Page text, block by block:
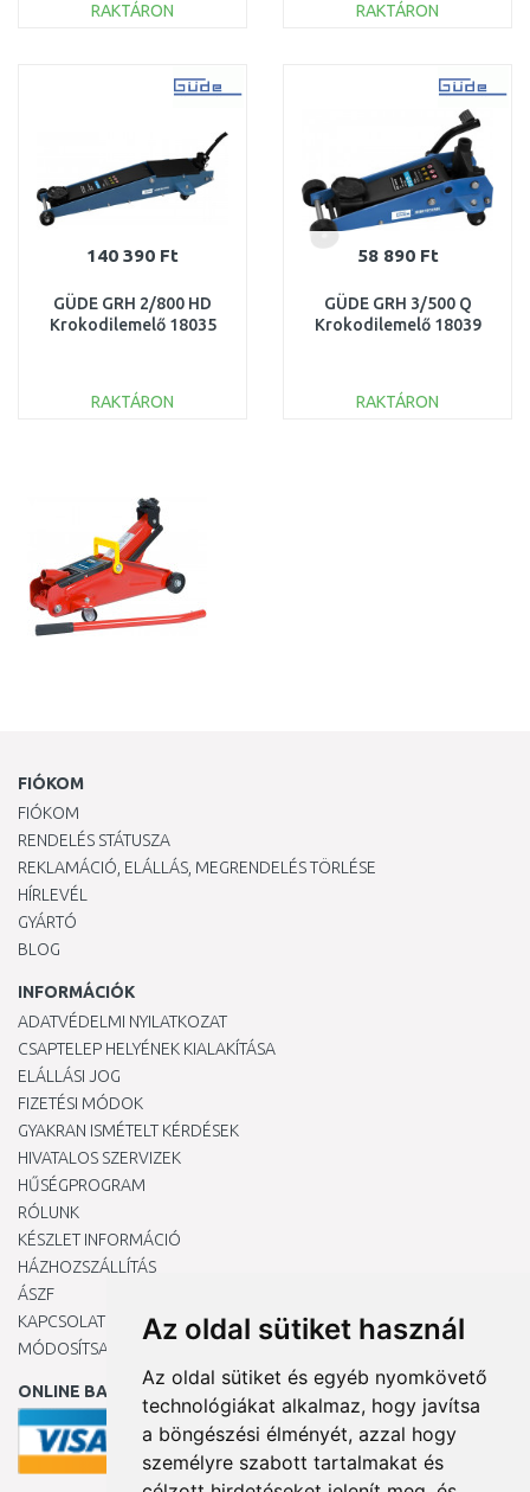
Az oldal sütiket használ
Az oldal sütiket és egyéb nyomkövető
technológiákat alkalmaz, hogy javítsa
a böngészési élményét, azzal hogy
személyre szabott tartalmakat és
RAKTÁRON
Összehasonlítás
RAKTÁRON
Összehasonlítás
140 390 Ft
GÜDE GRH 2/800 HD
Krokodilemelő 18035
RAKTÁRON
58 890 Ft
GÜDE GRH 3/500 Q
Krokodilemelő 18039
RAKTÁRON
FIÓKOM
FIÓKOM
RENDELÉS STÁTUSZA
REKLAMÁCIÓ, ELÁLLÁS, MEGRENDELÉS TÖRLÉSE
HÍRLEVÉL
GYÁRTÓ
BLOG
INFORMÁCIÓK
ADATVÉDELMI NYILATKOZAT
CSAPTELEP HELYÉNEK KIALAKÍTÁSA
ELÁLLÁSI JOG
FIZETÉSI MÓDOK
GYAKRAN ISMÉTELT KÉRDÉSEK
HIVATALOS SZERVIZEK
HŰSÉGPROGRAM
RÓLUNK
KÉSZLET INFORMÁCIÓ
HÁZHOZSZÁLLÍTÁS
ÁSZF
KAPCSOLAT
MÓDOSÍTSA A COOKIE-BEÁLLÍTÁSAIMAT
ONLINE BANKKÁRTYÁVAL